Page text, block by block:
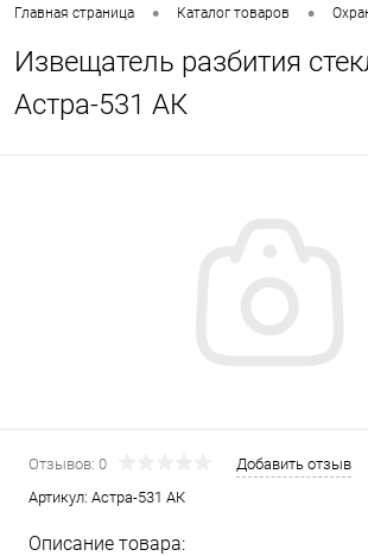
Главная страница • Каталог товаров •
Извещатель разбития
Астра-531 АК
Отзывов: 0
Добавить отзыв
Артикул: Астра-531 АК
Описание товара: